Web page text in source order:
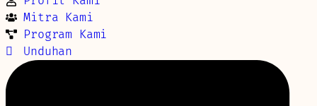
Mitra Kami
Program Kami
Unduhan